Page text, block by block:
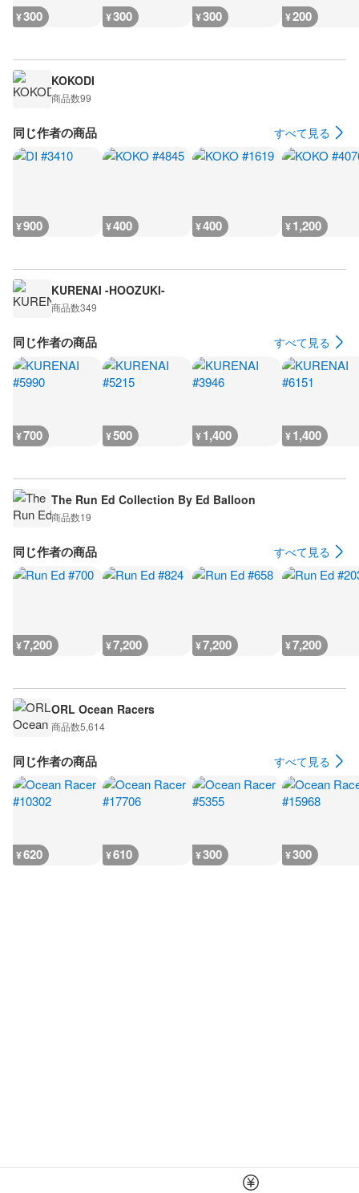
¥300 ¥300 ¥300 ¥200
KOKODI
商品数99
同じ作者の商品 すべて見る
¥900 ¥400 ¥400 ¥1,200
KURENAI -HOOZUKI-
商品数349
同じ作者の商品 すべて見る
¥700 ¥500 ¥1,400 ¥1,400
The Run Ed Collection By Ed Balloon
商品数19
同じ作者の商品 すべて見る
¥7,200 ¥7,200 ¥7,200 ¥7,200
ORL Ocean Racers
商品数5,614
同じ作者の商品 すべて見る
¥620 ¥610 ¥300 ¥300